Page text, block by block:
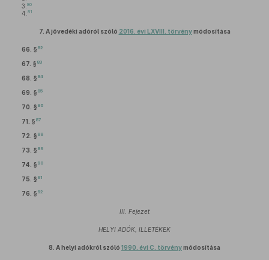
3. 80
4. 81
7. A jövedéki adóról szóló 2016. évi LXVIII. törvénymódosítása
66. § 82
67. § 83
68. § 84
69. § 85
70. § 86
71. § 87
72. § 88
73. § 89
74. § 90
75. § 91
76. § 92
III. Fejezet
HELYI ADÓK, ILLETÉKEK
8. A helyi adókról szóló 1990. évi C. törvénymódosítása